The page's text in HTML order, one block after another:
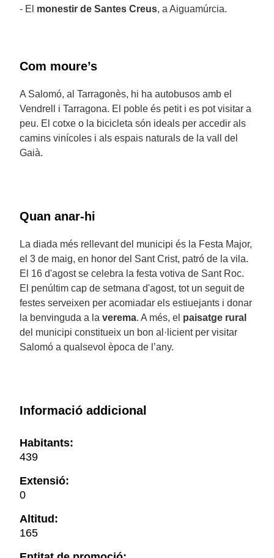
- El monestir de Santes Creus, a Aiguamúrcia.
Com moure’s
A Salomó, al Tarragonès, hi ha autobusos amb el
Vendrell i Tarragona. El poble és petit i es pot visitar a
peu. El cotxe o la bicicleta són ideals per accedir als
camins vinícoles i als espais naturals de la vall del
Gaià.
Quan anar-hi
La diada més rellevant del municipi és la Festa Major,
el 3 de maig, en honor del Sant Crist, patró de la vila.
El 16 d'agost se celebra la festa votiva de Sant Roc.
El penúltim cap de setmana d'agost, tot un seguit de
festes serveixen per acomiadar els estiuejants i donar
la benvinguda a la verema. A més, el paisatge rural
del municipi constitueix un bon al·licient per visitar
Salomó a qualsevol època de l’any.
Informació addicional
Habitants:
439
Extensió:
0
Altitud:
165